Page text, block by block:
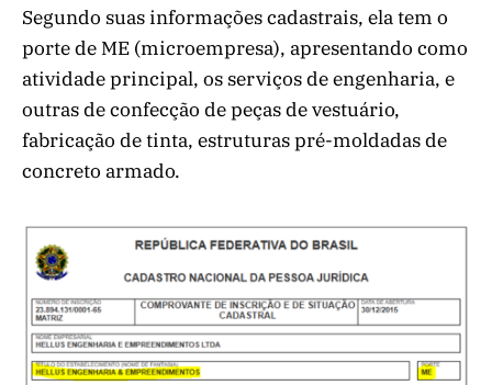
Segundo suas informações cadastrais, ela tem o
porte de ME (microempresa), apresentando como
atividade principal, os serviços de engenharia, e
outras de confecção de peças de vestuário,
fabricação de tinta, estruturas pré-moldadas de
concreto armado.